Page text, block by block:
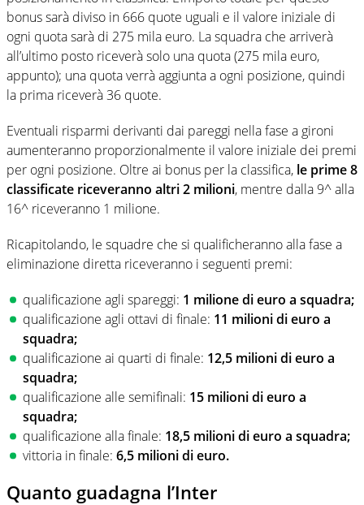
bonus sarà diviso in 666 quote uguali e il valore iniziale di
ogni quota sarà di 275 mila euro. La squadra che arriverà
all’ultimo posto riceverà solo una quota (275 mila euro,
appunto); una quota verrà aggiunta a ogni posizione, quindi
la prima riceverà 36 quote.
Eventuali risparmi derivanti dai pareggi nella fase a gironi
aumenteranno proporzionalmente il valore iniziale dei premi
per ogni posizione. Oltre ai bonus per la classifica, le prime 8
classificate riceveranno altri 2 milioni, mentre dalla 9^ alla
16^ riceveranno 1 milione.
Ricapitolando, le squadre che si qualificheranno alla fase a
eliminazione diretta riceveranno i seguenti premi:
qualificazione agli spareggi: 1 milione di euro a squadra;
qualificazione agli ottavi di finale: 11 milioni di euro a
squadra;
qualificazione ai quarti di finale: 12,5 milioni di euro a
squadra;
qualificazione alle semifinali: 15 milioni di euro a
squadra;
qualificazione alla finale: 18,5 milioni di euro a squadra;
vittoria in finale: 6,5 milioni di euro.
Quanto guadagna l’Inter